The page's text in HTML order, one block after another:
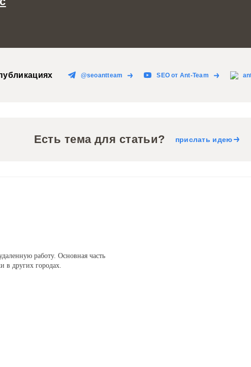
@seoantteam SEO от Ant-Team
Есть тема для статьи? прислать идею
работу. Основная часть
в других городах.